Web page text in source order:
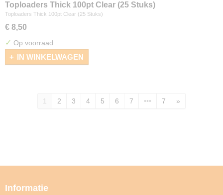
Toploaders Thick 100pt Clear (25 Stuks)
Toploaders Thick 100pt Clear (25 Stuks)
€ 8,50
✓ Op voorraad
IN WINKELWAGEN
1 2 3 4 5 6 7 ••• 7 »
Informatie